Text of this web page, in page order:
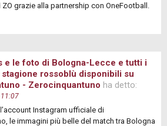
grazie alla partnership con OneFootball.
e le foto di Bologna-Lecce e tutti i
rossoblù disponibili su
- Zerocinquantuno ha detto:
Instagram ufficiale di
le immagini più belle del match tra Bologna